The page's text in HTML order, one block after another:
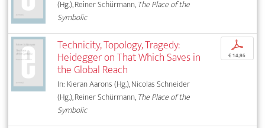
(Hg.), Reiner Schürmann,The Place of the
Symbolic
Technicity, Topology, Tragedy:
Heidegger on That Which Saves in
the Global Reach
In: Kieran Aarons (Hg.), Nicolas Schneider
(Hg.), Reiner Schürmann,The Place of the
Symbolic
p
€ 14,95